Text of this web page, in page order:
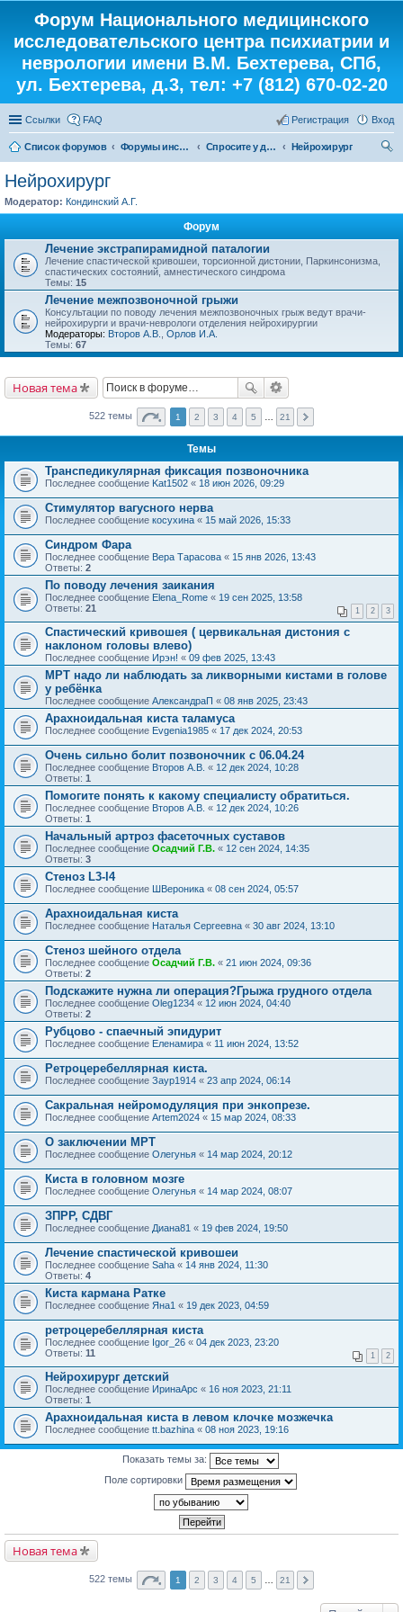
Форум Национального медицинского
исследовательского центра психиатрии и
неврологии имени В.М. Бехтерева, СПб,
ул. Бехтерева, д.3, тел: +7 (812) 670-02-20
Ссылки FAQ Вход
Регистрация
Список форумов Форумы института Спросите у доктора
Нейрохирург
Нейрохирург
Модератор: Кондинский А.Г.
Форум
Лечение экстрапирамидной паталогии
Лечение спастической кривошеи, торсионной дистонии, Паркинсонизма,
спастических состояний, амнестического синдрома
Темы: 15
Лечение межпозвоночной грыжи
Консультации по поводу лечения межпозвоночных грыж ведут врачи-
нейрохирурги и врачи-неврологи отделения нейрохирургии
Модераторы: Второв А.В.
Орлов И.А.
Темы: 67
Новая тема
522 темы 1 2 3 4 5 21
Темы
Транспедикулярная фиксация позвоночника
Последнее сообщение Kat1502 « 18 июн 2026, 09:29
Стимулятор вагусного нерва
Последнее сообщение косухина « 15 май 2026, 15:33
Синдром Фара
Последнее сообщение Вера Тарасова « 15 янв 2026, 13:43
Ответы: 2
По поводу лечения заикания
Последнее сообщение Elena_Rome « 19 сен 2025, 13:58
Ответы: 21 1 2 3
Спастический кривошея ( цервикальная дистония с
наклоном головы влево)
Последнее сообщение Ирэн! « 09 фев 2025, 13:43
МРТ надо ли наблюдать за ликворными кистами в голове
у ребёнка
Последнее сообщение АлександраП « 08 янв 2025, 23:43
Арахноидальная киста таламуса
Последнее сообщение Evgenia1985 « 17 дек 2024, 20:53
Очень сильно болит позвоночник с 06.04.24
Последнее сообщение Второв А.В. « 12 дек 2024, 10:28
Ответы: 1
Помогите понять к какому специалисту обратиться.
Последнее сообщение Второв А.В. « 12 дек 2024, 10:26
Ответы: 1
Начальный артроз фасеточных суставов
Последнее сообщение Осадчий Г.В. « 12 сен 2024, 14:35
Ответы: 3
Стеноз L3-l4
Последнее сообщение ШВероника « 08 сен 2024, 05:57
Арахноидальная киста
Последнее сообщение Наталья Сергеевна « 30 авг 2024, 13:10
Стеноз шейного отдела
Последнее сообщение Осадчий Г.В. « 21 июн 2024, 09:36
Ответы: 2
Подскажите нужна ли операция?Грыжа грудного отдела
Последнее сообщение Oleg1234 « 12 июн 2024, 04:40
Ответы: 2
Рубцово - спаечный эпидурит
Последнее сообщение Еленамира « 11 июн 2024, 13:52
Ретроцеребеллярная киста.
Последнее сообщение Заур1914 « 23 апр 2024, 06:14
Сакральная нейромодуляция при энкопрезе.
Последнее сообщение Artem2024 « 15 мар 2024, 08:33
О заключении МРТ
Последнее сообщение Олегунья « 14 мар 2024, 20:12
Киста в головном мозге
Последнее сообщение Олегунья « 14 мар 2024, 08:07
ЗПРР, СДВГ
Последнее сообщение Диана81 « 19 фев 2024, 19:50
Лечение спастической кривошеи
Последнее сообщение Saha « 14 янв 2024, 11:30
Ответы: 4
Киста кармана Ратке
Последнее сообщение Яна1 « 19 дек 2023, 04:59
ретроцеребеллярная киста
Последнее сообщение Igor_26 « 04 дек 2023, 23:20
Ответы: 11 1 2
Нейрохирург детский
Последнее сообщение ИринаАрс « 16 ноя 2023, 21:11
Ответы: 1
Арахноидальная киста в левом клочке мозжечка
Последнее сообщение tt.bazhina « 08 ноя 2023, 19:16
Показать темы за:
Поле сортировки
Новая тема
522 темы 1 2 3 4 5 21